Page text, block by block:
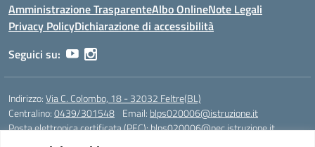
Amministrazione TrasparenteAlbo OnlineNote Legali
Privacy PolicyDichiarazione di accessibilità
Seguici su:
Indirizzo:Via C. Colombo, 18 - 32032 Feltre(BL)
Centralino:0439/301548 Email: blps020006@istruzione.it
Posta elettronica certificata (PEC):blps020006@pec.istruzione.it